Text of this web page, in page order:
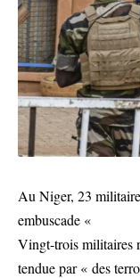
Au Niger, 23
embuscade «
Vingt-trois militaires
tendue par « des